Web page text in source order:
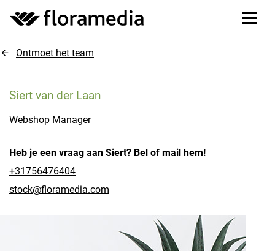
Ontmoet het team
Siert van der Laan
Webshop Manager
Heb je een vraag aan Siert? Bel of mail hem!
+31756476404
stock@floramedia.com